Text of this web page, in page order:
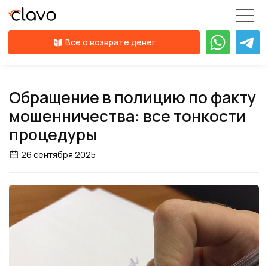
Все о возврате денег
Обращение в полицию по факту
мошенничества: все тонкости
процедуры
26 сентября 2025